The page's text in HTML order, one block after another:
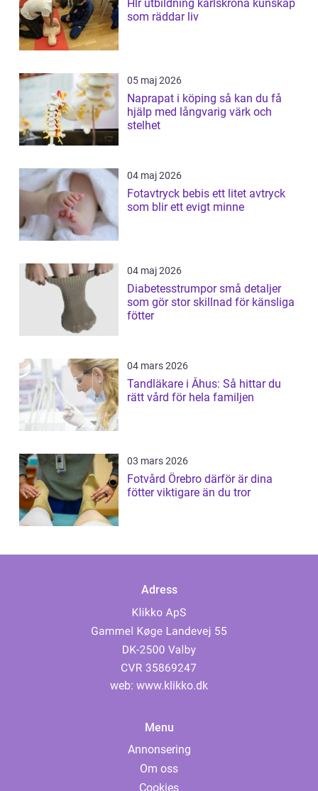
Hlr utbildning karlskrona kunskap
som räddar liv
05 maj 2026
Naprapat i köping så kan du få
hjälp med långvarig värk och
stelhet
04 maj 2026
Fotavtryck bebis ett litet avtryck
som blir ett evigt minne
04 maj 2026
Diabetesstrumpor små detaljer
som gör stor skillnad för känsliga
fötter
04 mars 2026
Tandläkare i Åhus: Så hittar du
rätt vård för hela familjen
03 mars 2026
Fotvård Örebro därför är dina
fötter viktigare än du tror
Adress
web: www.klikko.dk
Menu
Annonsering
Om oss
Cookies